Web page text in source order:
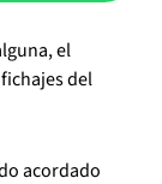
el
del
acordado